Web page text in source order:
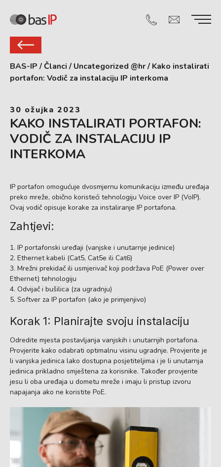
BAS-IP / Članci / Uncategorized @hr/ Kako instalirati
portafon: Vodič za instalaciju IP interkoma
30 ožujka 2023
KAKO INSTALIRATI PORTAFON:
VODIČ ZA INSTALACIJU IP
INTERKOMA
IP portafon omogućuje dvosmjernu komunikaciju između uređaja
preko mreže, obično koristeći tehnologiju Voice over IP (VoIP).
Ovaj vodič opisuje korake za instaliranje IP portafona.
Zahtjevi:
IP portafonski uređaji (vanjske i unutarnje jedinice)
Ethernet kabeli (Cat5, Cat5e ili Cat6)
Mrežni prekidač ili usmjerivač koji podržava PoE (Power over
Ethernet) tehnologiju
Odvijač i bušilica (za ugradnju)
Softver za IP portafon (ako je primjenjivo)
Korak 1: Planirajte svoju instalaciju
Odredite mjesta postavljanja vanjskih i unutarnjih portafona.
Provjerite kako odabrati optimalnu visinu ugradnje. Provjerite je
li vanjska jedinica lako dostupna posjetiteljima i je li unutarnja
jedinica prikladno smještena za korisnike. Također provjerite
jesu li oba uređaja u dometu mreže i imaju li pristup izvoru
napajanja ako ne koristite PoE.